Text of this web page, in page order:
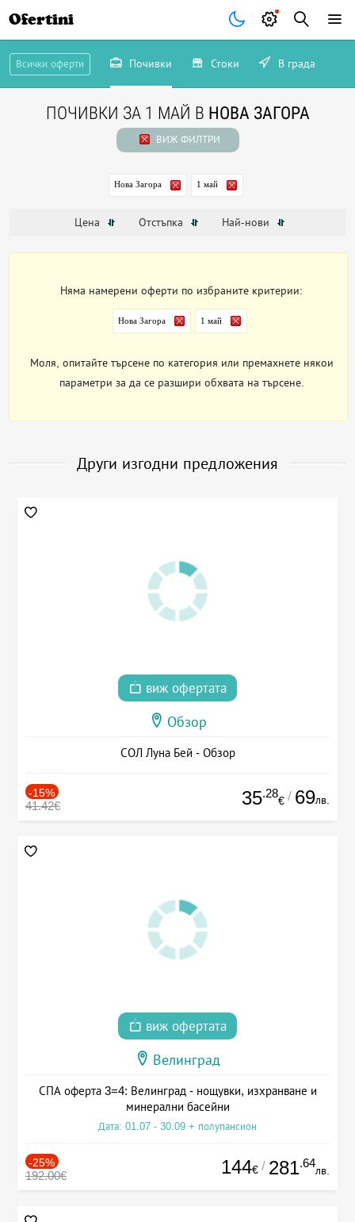
Ofertini
Всички оферти Почивки Стоки В града
ПОЧИВКИ ЗА 1 МАЙ В НОВА ЗАГОРА
ВИЖ ФИЛТРИ
Нова Загора 1 май
Цена Отстъпка Най-нови
Няма намерени оферти по избраните критерии:
Нова Загора 1 май
Моля, опитайте търсене по категория или премахнете някои
параметри за да се разшири обхвата на търсене.
Други изгодни предложения
виж офертата
Обзор
СОЛ Луна Бей - Обзор
-15%
41.42€ 35.28
€ / 69лв.
виж офертата
Велинград
СПА оферта 3=4: Велинград - нощувки, изхранване и
минерални басейни
Дата: 01.07 - 30.09 + полупансион
-25%
192.00€ 144€ / 281.64
лв.